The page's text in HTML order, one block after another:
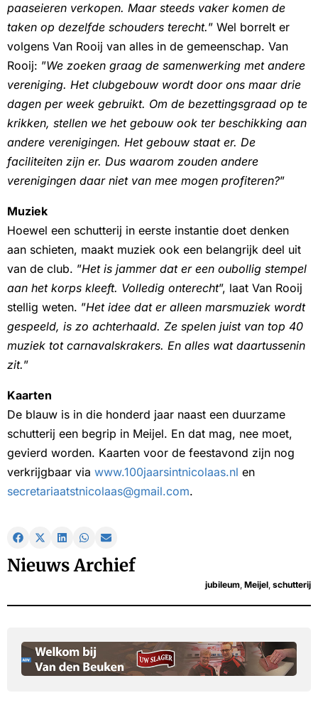
paaseieren verkopen. Maar steeds vaker komen de
taken op dezelfde schouders terecht.” Wel borrelt er
volgens Van Rooij van alles in de gemeenschap. Van
Rooij: ”We zoeken graag de samenwerking met andere
vereniging. Het clubgebouw wordt door ons maar drie
dagen per week gebruikt. Om de bezettingsgraad op te
krikken, stellen we het gebouw ook ter beschikking aan
andere verenigingen. Het gebouw staat er. De
faciliteiten zijn er. Dus waarom zouden andere
verenigingen daar niet van mee mogen profiteren?”
Muziek
Hoewel een schutterij in eerste instantie doet denken
aan schieten, maakt muziek ook een belangrijk deel uit
van de club. ”Het is jammer dat er een oubollig stempel
aan het korps kleeft. Volledig onterecht”, laat Van Rooij
stellig weten. ”Het idee dat er alleen marsmuziek wordt
gespeeld, is zo achterhaald. Ze spelen juist van top 40
muziek tot carnavalskrakers. En alles wat daartussenin
zit.”
Kaarten
De blauw is in die honderd jaar naast een duurzame
schutterij een begrip in Meijel. En dat mag, nee moet,
gevierd worden. Kaarten voor de feestavond zijn nog
verkrijgbaar via www.100jaarsintnicolaas.nl en
secretariaatstnicolaas@gmail.com.
Nieuws Archief
jubileum, Meijel, schutterij